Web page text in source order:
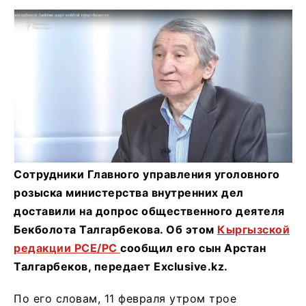
Сотрудники Главного управления уголовного
розыска министерства внутренних дел
доставили на допрос общественного деятеля
Бекболота Талгарбекова. Об этом Кыргызской
редакции РСЕ/РС сообщил его сын Арстан
Талгарбеков, передает Exclusive.kz.
По его словам, 11 февраля утром трое